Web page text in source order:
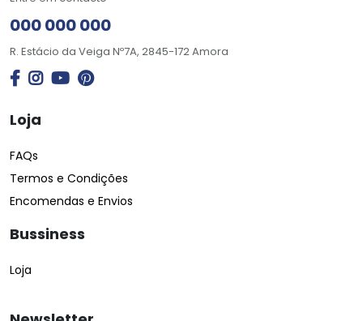
000 000 000
R. Estácio da Veiga Nº7A, 2845-172 Amora
Loja
FAQs
Termos e Condições
Encomendas e Envios
Bussiness
Loja